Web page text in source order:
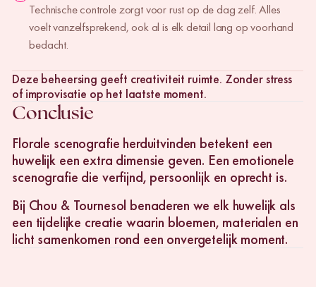
Technische controle zorgt voor rust op de dag zelf. Alles
voelt vanzelfsprekend, ook al is elk detail lang op voorhand
bedacht.
Deze beheersing geeft creativiteit ruimte. Zonder stress
of improvisatie op het laatste moment.
Conclusie
Florale scenografie herduitvinden betekent een
huwelijk een extra dimensie geven. Een emotionele
scenografie die verfijnd, persoonlijk en oprecht is.
Bij Chou & Tournesol benaderen we elk huwelijk als
een tijdelijke creatie waarin bloemen, materialen en
licht samenkomen rond een onvergetelijk moment.